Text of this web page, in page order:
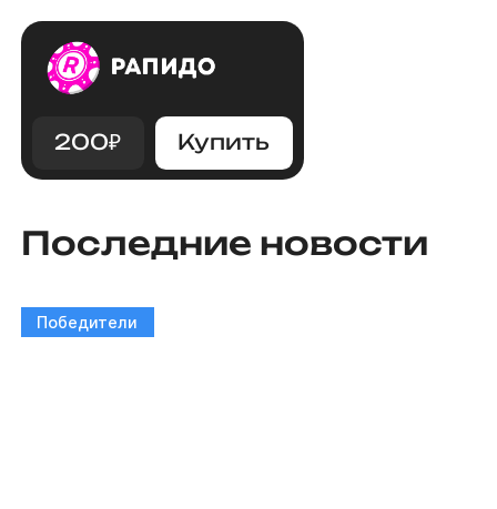
200₽ Купить
Последние новости
Победители